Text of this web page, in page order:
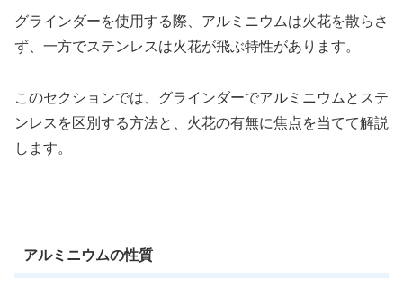
グラインダーを使用する際、アルミニウムは火花を散らさ
ず、一方でステンレスは火花が飛ぶ特性があります。
このセクションでは、グラインダーでアルミニウムとステ
ンレスを区別する方法と、火花の有無に焦点を当てて解説
します。
アルミニウムの性質